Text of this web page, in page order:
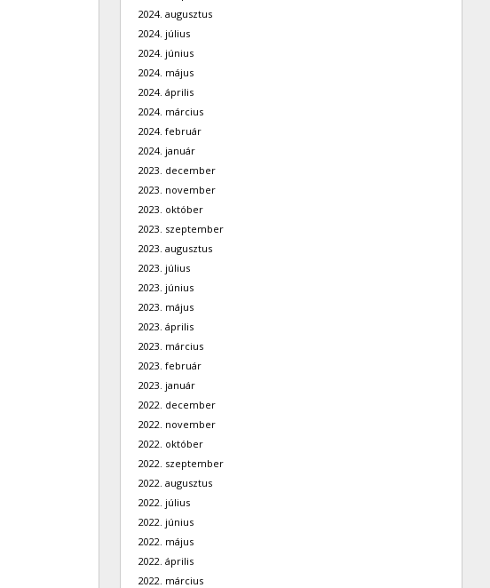
2024. augusztus
2024. július
2024. június
2024. május
2024. április
2024. március
2024. február
2024. január
2023. december
2023. november
2023. október
2023. szeptember
2023. augusztus
2023. július
2023. június
2023. május
2023. április
2023. március
2023. február
2023. január
2022. december
2022. november
2022. október
2022. szeptember
2022. augusztus
2022. július
2022. június
2022. május
2022. április
2022. március